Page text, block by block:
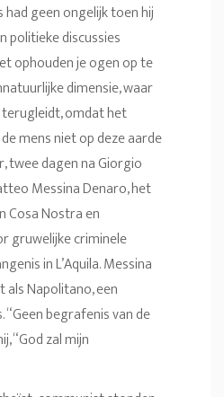
geen ongelijk toen hij
politieke discussies
ophouden je ogen op te
dimensie, waar
omdat het
mens niet op deze aarde
twee dagen na Giorgio
Messina Denaro, het
Cosa Nostra en
gruwelijke criminele
in L’Aquila. Messina
Napolitano, een
begrafenis van de
“God zal mijn